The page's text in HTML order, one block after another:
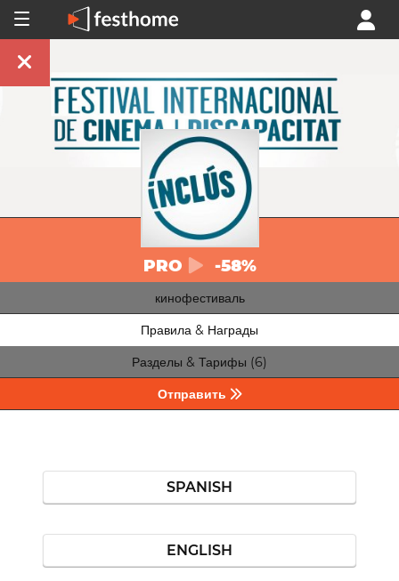
PRO -58%
кинофестиваль
Правила & Награды
Разделы & Тарифы (6)
Отправить
SPANISH
ENGLISH